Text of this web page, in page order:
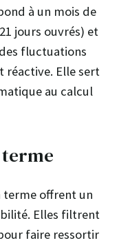
à un mois de
jours ouvrés) et
fluctuations
réactive. Elle sert
au calcul
terme
terme offrent un
Elles filtrent
faire ressortir